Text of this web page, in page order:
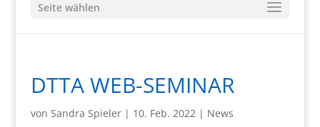
Seite wählen
DTTA WEB-SEMINAR
von Sandra Spieler| 10. Feb. 2022| News